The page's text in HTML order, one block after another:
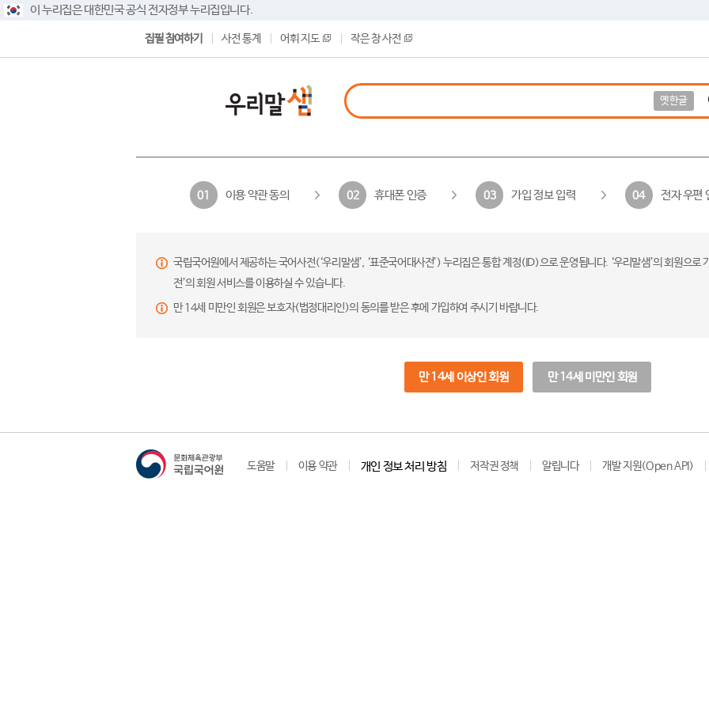
이 누리집은 대한민국 공식 전자정부 누리집입니다.
집필 참여하기 사전 통계 어휘 지도 작은 창 사전
옛한글
01 이용 약관 동의 02 휴대폰 인증 03 가입 정보 입력 04 전자 우편
국립국어원에서 제공하는 국어사전(‘우리말샘’, ‘표준국어대사전’) 누리집은 통합 계정(ID)으로 운영됩니다. ‘우리말샘’의 회원으
전’의 회원 서비스를 이용하실 수 있습니다.
만 14세 미만인 회원은 보호자(법정대리인)의 동의를 받은 후에 가입하여 주시기 바랍니다.
만 14세 이상인 회원 만 14세 미만인 회원
도움말 이용 약관 개인 정보 처리 방침 저작권 정책 알립니다 개발 지원(Open API)